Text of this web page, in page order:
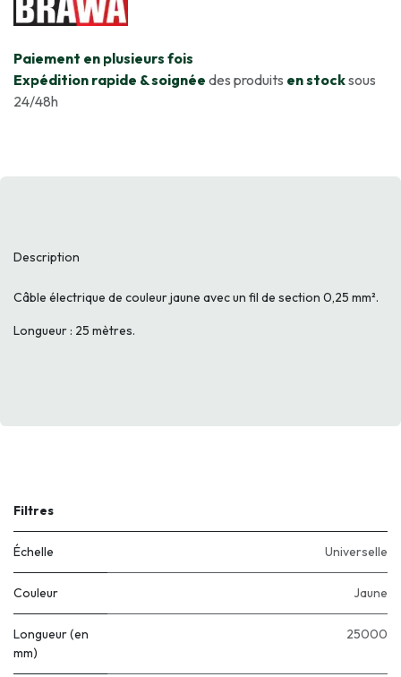
​Paiement en plusieurs fois
Expédition rapide & soignée des produits en stocksous
24/48h
Description
Câble électrique de couleur jaune avec un fil de section 0,25 mm².
Longueur : 25 mètres.
Filtres
Échelle Universelle
Couleur Jaune
Longueur (en
mm)
25000